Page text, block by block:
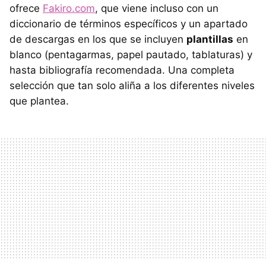
ofrece Fakiro.com, que viene incluso con un
diccionario de términos específicos y un apartado
de descargas en los que se incluyen plantillas en
blanco (pentagarmas, papel pautado, tablaturas) y
hasta bibliografía recomendada. Una completa
selección que tan solo aliña a los diferentes niveles
que plantea.